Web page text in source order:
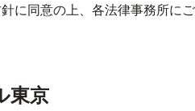
に同意の上、各法律事務所にご
東京